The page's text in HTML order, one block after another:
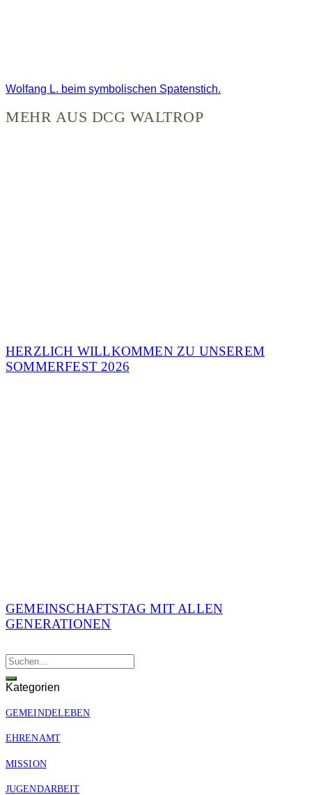
Wolfang L. beim symbolischen Spatenstich.
MEHR AUS DCG WALTROP
HERZLICH WILLKOMMEN ZU UNSEREM
SOMMERFEST 2026
GEMEINSCHAFTSTAG MIT ALLEN
GENERATIONEN
Kategorien
GEMEINDELEBEN
EHRENAMT
MISSION
JUGENDARBEIT